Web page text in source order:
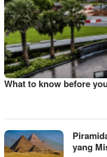
What to know before
yang